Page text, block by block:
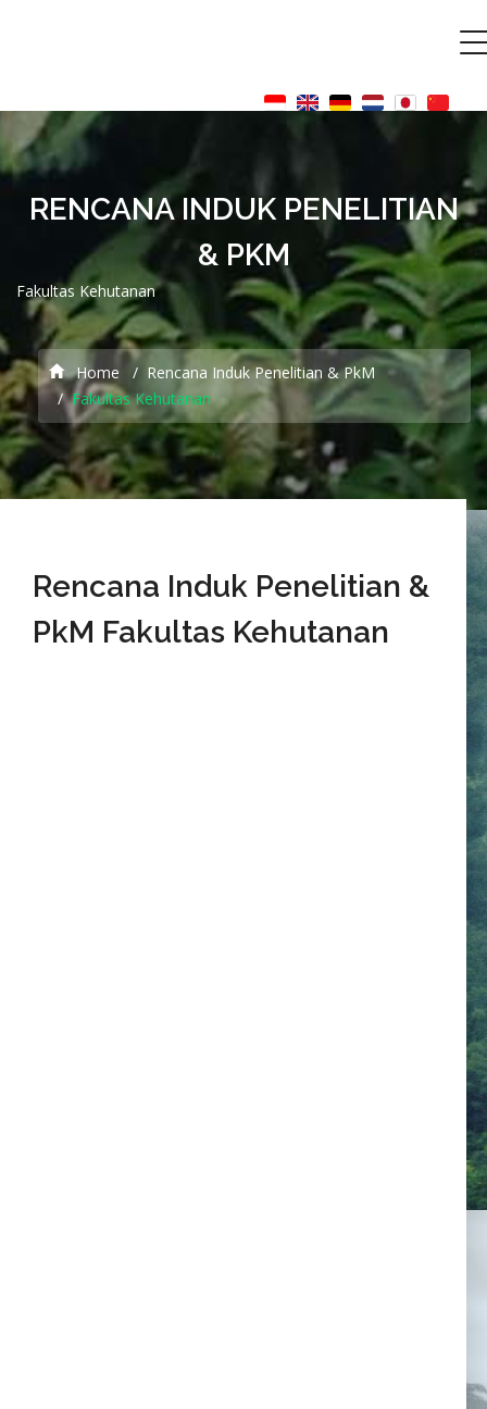
RENCANA INDUK PENELITIAN
& PKM
Fakultas Kehutanan
Home
Rencana Induk Penelitian & PkM
Fakultas Kehutanan
Rencana Induk Penelitian &
PkM Fakultas Kehutanan